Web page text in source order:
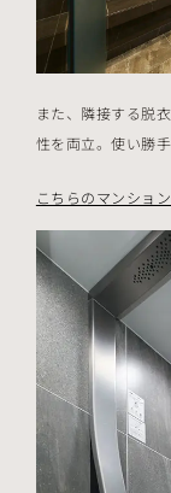
また、隣接する脱
性を両立。使い勝
こちらのマンショ